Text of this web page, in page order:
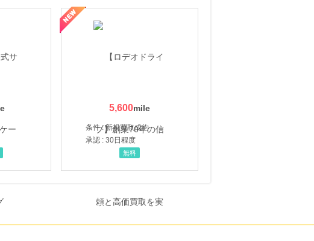
5,600
条件 : 新規買取成約
承認 : 30日程度
無料